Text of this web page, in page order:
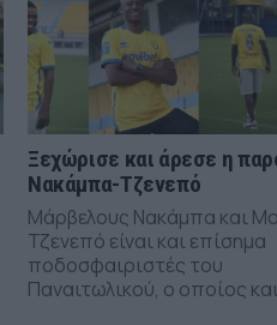
Ξεχώρισε και άρεσε η
Νακάμπα-Τζενεπό
Μάρβελους Νακάμπα και
Τζενεπό είναι και επίσημα
ποδοσφαιριστές του
Παναιτωλικού, ο οποίος